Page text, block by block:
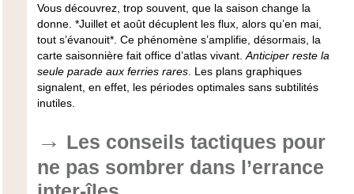
Vous découvrez, trop souvent, que la saison change la
donne. *Juillet et août décuplent les flux, alors qu’en mai,
tout s’évanouit*. Ce phénomène s’amplifie, désormais, la
carte saisonnière fait office d’atlas vivant. Anticiper reste la
seule parade aux ferries rares. Les plans graphiques
signalent, en effet, les périodes optimales sans subtilités
inutiles.
Les conseils tactiques pour
ne pas sombrer dans l’errance